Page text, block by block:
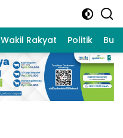
Wakil Rakyat Politik